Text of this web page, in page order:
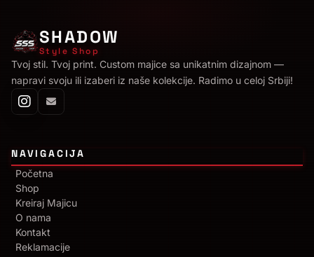
SHADOW
Style Shop
Tvoj stil. Tvoj print. Custom majice sa unikatnim dizajnom —
napravi svoju ili izaberi iz naše kolekcije. Radimo u celoj Srbiji!
NAVIGACIJA
Početna
Shop
Kreiraj Majicu
O nama
Kontakt
Reklamacije